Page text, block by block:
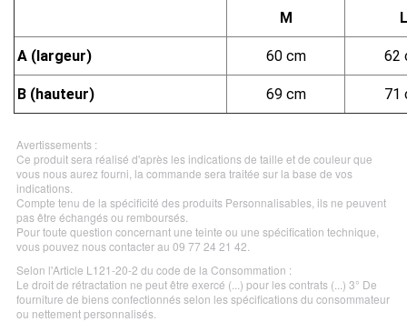
M L
A (largeur) 60 cm 62
B (hauteur) 69 cm 71
Avertissements :
Ce produit sera réalisé d'après les indications de taille et de couleur que
vous nous aurez fourni, la commande sera traitée sur la base de vos
indications.
Compte tenu de la spécificité des produits Personnalisables, ils ne peuvent
pas être échangés ou remboursés.
Pour toute question concernant une teinte ou une spécification technique,
vous pouvez nous contacter au 09 77 24 21 42.
Selon l'Article L121-20-2 du code de la Consommation :
Le droit de rétractation ne peut être exercé (...) pour les contrats (...) 3° De
fourniture de biens confectionnés selon les spécifications du consommateur
ou nettement personnalisés.